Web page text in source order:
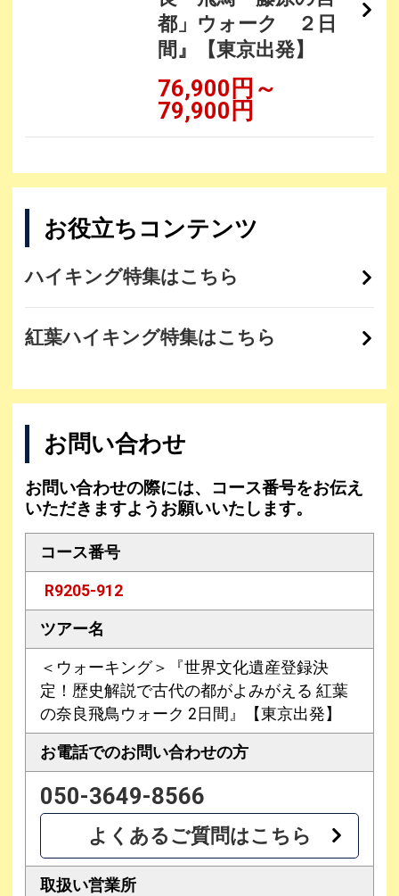
都」ウォーク ２日
間』【東京出発】
76,900円～
79,900円
お役立ちコンテンツ
ハイキング特集はこちら
紅葉ハイキング特集はこちら
お問い合わせ
お問い合わせの際には、コース番号をお伝え
いただきますようお願いいたします。
コース番号
R9205-912
ツアー名
＜ウォーキング＞『世界文化遺産登録決
定！歴史解説で古代の都がよみがえる 紅葉
の奈良飛鳥ウォーク 2日間』【東京出発】
お電話でのお問い合わせの方
050-3649-8566
よくあるご質問はこちら
取扱い営業所